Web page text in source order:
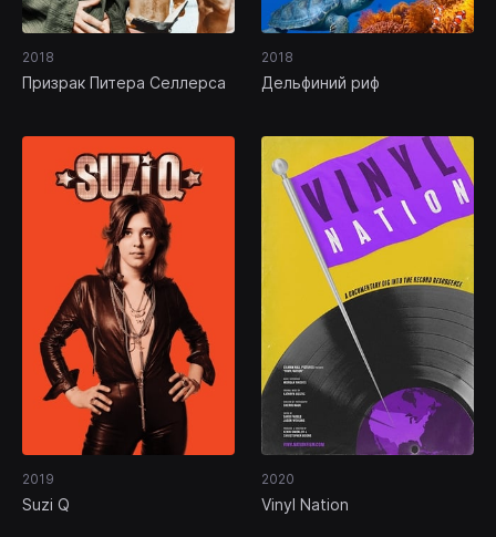
2018
Призрак Питера Селлерса
2018
Дельфиний риф
2019
Suzi Q
2020
Vinyl Nation